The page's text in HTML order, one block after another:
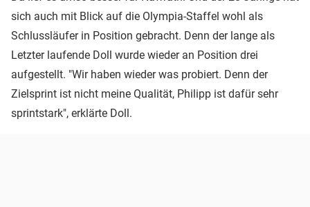
sich auch mit Blick auf die Olympia-Staffel wohl als
Schlussläufer in Position gebracht. Denn der lange als
Letzter laufende Doll wurde wieder an Position drei
aufgestellt. "Wir haben wieder was probiert. Denn der
Zielsprint ist nicht meine Qualität, Philipp ist dafür sehr
sprintstark", erklärte Doll.